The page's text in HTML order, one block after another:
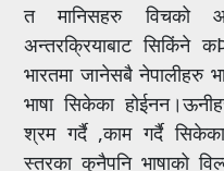
त मानिसहरु विचको
अन्तरक्रियाबाट
भारतमा जानेसबै नेपालीहरु
भाषा सिकेका
श्रम गर्दै ,काम गर्दै
स्तरका कुनैपनि भाषाको